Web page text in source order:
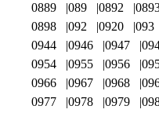
0889
089 0892
0898
092 0920 093
0944
0946 0947
0954
0955 0956
0966
0967 0968
0977
0978 0979